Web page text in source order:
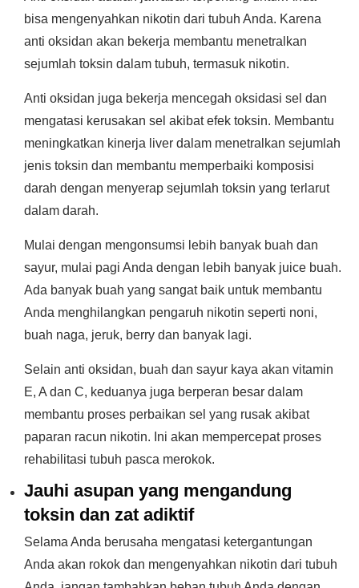
bisa mengenyahkan nikotin dari tubuh Anda. Karena
anti oksidan akan bekerja membantu menetralkan
sejumlah toksin dalam tubuh, termasuk nikotin.
Anti oksidan juga bekerja mencegah oksidasi sel dan
mengatasi kerusakan sel akibat efek toksin. Membantu
meningkatkan kinerja liver dalam menetralkan sejumlah
jenis toksin dan membantu memperbaiki komposisi
darah dengan menyerap sejumlah toksin yang terlarut
dalam darah.
Mulai dengan mengonsumsi lebih banyak buah dan
sayur, mulai pagi Anda dengan lebih banyak juice buah.
Ada banyak buah yang sangat baik untuk membantu
Anda menghilangkan pengaruh nikotin seperti noni,
buah naga, jeruk, berry dan banyak lagi.
Selain anti oksidan, buah dan sayur kaya akan vitamin
E, A dan C, keduanya juga berperan besar dalam
membantu proses perbaikan sel yang rusak akibat
paparan racun nikotin. Ini akan mempercepat proses
rehabilitasi tubuh pasca merokok.
Jauhi asupan yang mengandung
toksin dan zat adiktif
Selama Anda berusaha mengatasi ketergantungan
Anda akan rokok dan mengenyahkan nikotin dari tubuh